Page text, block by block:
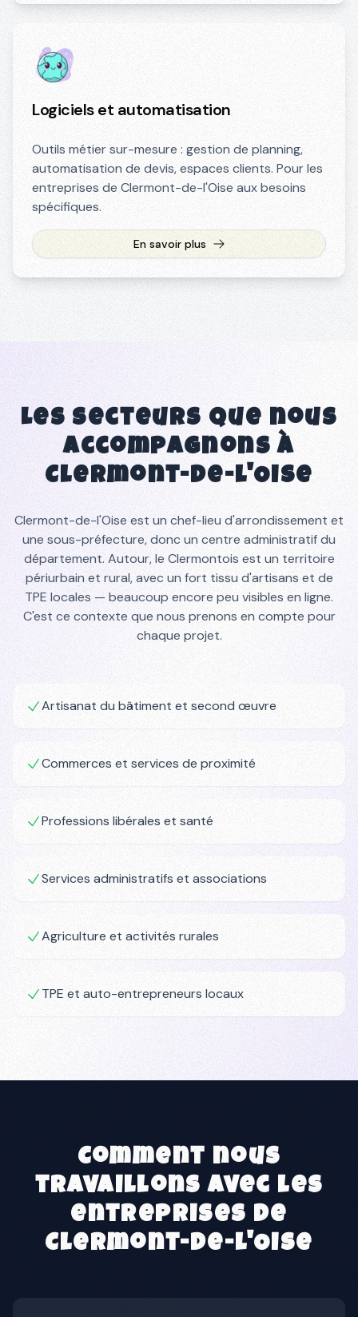
Logiciels et automatisation
Outils métier sur-mesure : gestion de planning,
automatisation de devis, espaces clients. Pour les
entreprises de Clermont-de-l'Oise aux besoins
spécifiques.
En savoir plus
Les secteurs que nous
accompagnons à
Clermont-de-l'Oise
Clermont-de-l'Oise est un chef-lieu d'arrondissement et
une sous-préfecture, donc un centre administratif du
département. Autour, le Clermontois est un territoire
périurbain et rural, avec un fort tissu d'artisans et de
TPE locales — beaucoup encore peu visibles en ligne.
C'est ce contexte que nous prenons en compte pour
chaque projet.
Artisanat du bâtiment et second œuvre
Commerces et services de proximité
Professions libérales et santé
Services administratifs et associations
Agriculture et activités rurales
TPE et auto-entrepreneurs locaux
Comment nous
travaillons avec les
entreprises de
Clermont-de-l'Oise